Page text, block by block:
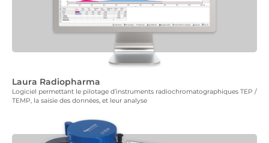
Laura Radiopharma
Logiciel permettant le pilotage d’instruments radiochromatographiques TEP /
TEMP, la saisie des données, et leur analyse